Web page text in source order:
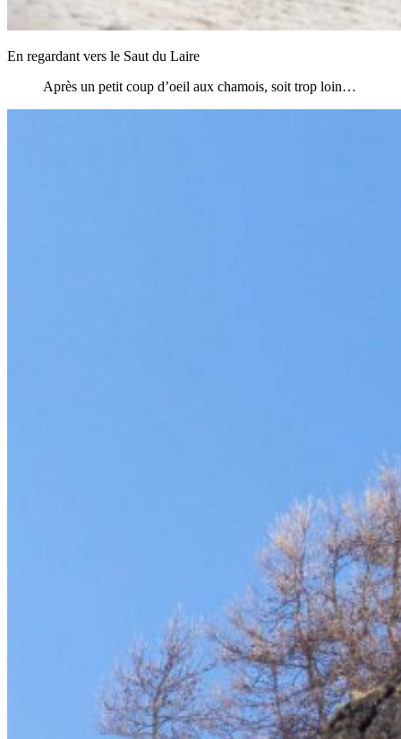
En regardant vers le Saut du Laire
Après un petit coup d’oeil aux chamois, soit trop loin…